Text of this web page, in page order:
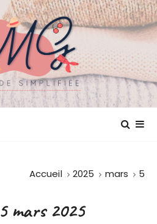
Accueil 2025 mars 5
5 mars 2025